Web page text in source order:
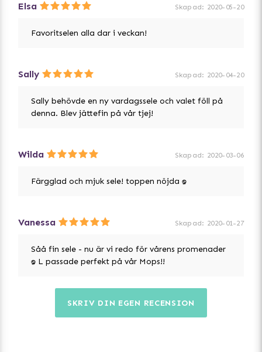
Elsa Skapad: 2020-05-20
Favoritselen alla dar i veckan!
Sally Skapad: 2020-04-20
Sally behövde en ny vardagssele och valet föll på
denna. Blev jättefin på vår tjej!
Wilda Skapad: 2020-03-06
Färgglad och mjuk sele! toppen nöjda :D
Vanessa Skapad: 2020-01-27
Såå fin sele - nu är vi redo för vårens promenader
:D L passade perfekt på vår Mops!!
SKRIV DIN EGEN RECENSION